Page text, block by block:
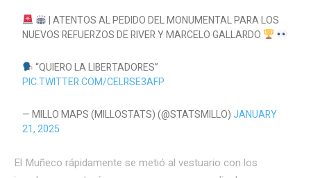
| ATENTOS AL PEDIDO DEL MONUMENTAL PARA LOS
NUEVOS REFUERZOS DE RIVER Y MARCELO GALLARDO
“QUIERO LA LIBERTADORES”
PIC.TWITTER.COM/CELRSE3AFP
— MILLO MAPS (MILLOSTATS) (@STATSMILLO)JANUARY
21, 2025
El Muñeco rápidamente se metió al vestuario con los